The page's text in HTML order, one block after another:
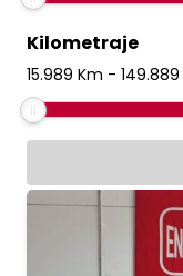
Kilometraje
15.989 Km - 149.889